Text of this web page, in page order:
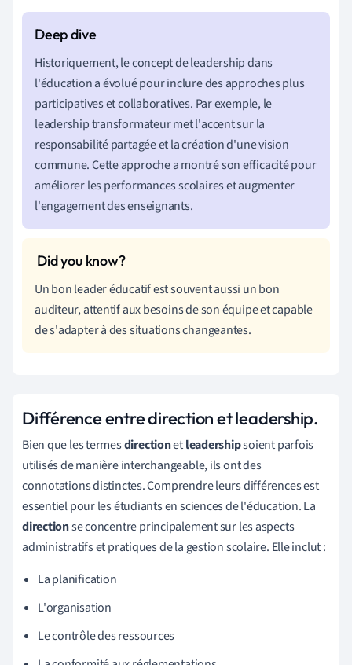
Historiquement, le concept de leadership dans
l'éducation a évolué pour inclure des approches plus
participatives et collaboratives. Par exemple, le
leadership transformateur met l'accent sur la
responsabilité partagée et la création d'une vision
commune. Cette approche a montré son efficacité pour
améliorer les performances scolaires et augmenter
l'engagement des enseignants.
Un bon leader éducatif est souvent aussi un bon
auditeur, attentif aux besoins de son équipe et capable
de s'adapter à des situations changeantes.
Différence entre direction et leadership.
Bien que les termesdirectionetleadershipsoient parfois
utilisés de manière interchangeable, ils ont des
connotations distinctes. Comprendre leurs différences est
essentiel pour les étudiants en sciences de l'éducation. La
directionse concentre principalement sur les aspects
administratifs et pratiques de la gestion scolaire. Elle inclut :
La planification
L'organisation
Le contrôle des ressources